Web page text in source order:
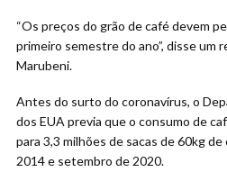
“Os preços do grão de café devem
primeiro semestre do ano”, disse um
Marubeni.
Antes do surto do coronavírus, o
dos EUA previa que o consumo de
para 3,3 milhões de sacas de 60kg
2014 e setembro de 2020.